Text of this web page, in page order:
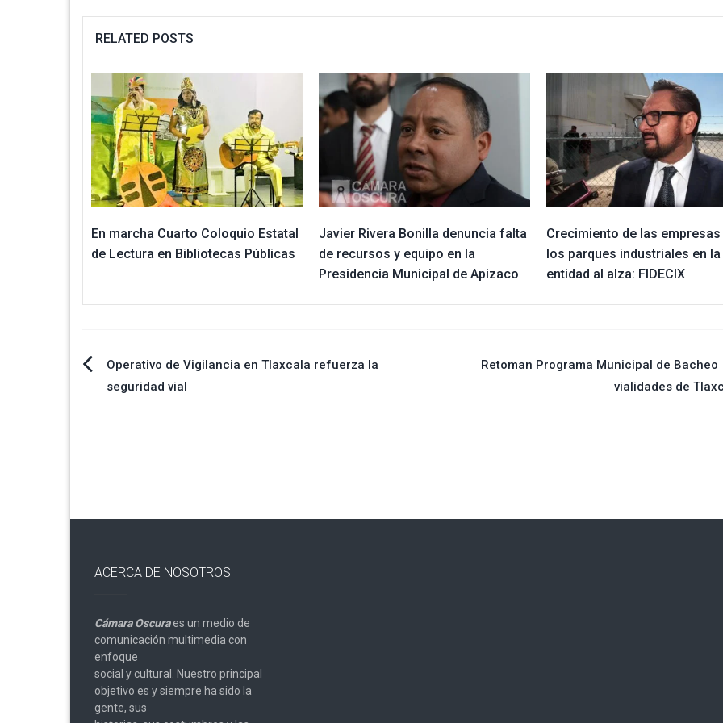
RELATED POSTS
En marcha Cuarto Coloquio Estatal
de Lectura en Bibliotecas Públicas
Javier Rivera Bonilla denuncia falta
de recursos y equipo en la
Presidencia Municipal de Apizaco
Crecimiento de las empresas
los parques industriales en la
entidad al alza: FIDECIX
Navegación
Operativo de Vigilancia en Tlaxcala refuerza la
seguridad vial
Retoman Programa Municipal de
vialidades de
ACERCA DE NOSOTROS
Cámara Oscuraes un medio de
comunicación multimedia con
enfoque
social y cultural. Nuestro principal
objetivo es y siempre ha sido la
gente, sus